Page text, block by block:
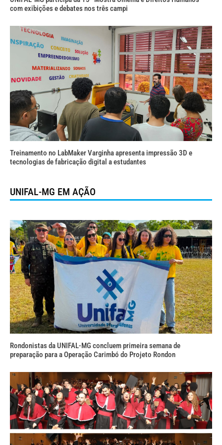
com exibições e debates nos três campi
Treinamento no LabMaker Varginha apresenta impressão 3D e
tecnologias de fabricação digital a estudantes
UNIFAL-MG EM AÇÃO
Rondonistas da UNIFAL-MG concluem primeira semana de
preparação para a Operação Carimbó do Projeto Rondon